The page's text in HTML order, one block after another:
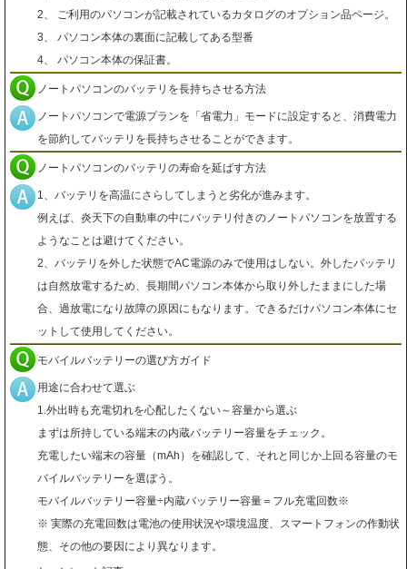
2、 ご利用のパソコンが記載されているカタログのオプション品ページ。
3、 パソコン本体の裏面に記載してある型番
4、 パソコン本体の保証書。
ノートパソコンのバッテリを長持ちさせる方法
ノートパソコンで電源プランを「省電力」モードに設定すると、消費電力
を節約してバッテリを長持ちさせることができます。
ノートパソコンのバッテリの寿命を延ばす方法
1、バッテリを高温にさらしてしまうと劣化が進みます。
例えば、炎天下の自動車の中にバッテリ付きのノートパソコンを放置する
ようなことは避けてください。
2、バッテリを外した状態でAC電源のみで使用はしない。外したバッテリ
は自然放電するため、長期間パソコン本体から取り外したままにした場
合、過放電になり故障の原因にもなります。できるだけパソコン本体にセ
ットして使用してください。
モバイルバッテリーの選び方ガイド
用途に合わせて選ぶ
1.外出時も充電切れを心配したくない～容量から選ぶ
まずは所持している端末の内蔵バッテリー容量をチェック。
充電したい端末の容量（mAh）を確認して、それと同じか上回る容量のモ
バイルバッテリーを選ぼう。
モバイルバッテリー容量÷内蔵バッテリー容量＝フル充電回数※
※ 実際の充電回数は電池の使用状況や環境温度、スマートフォンの作動状
態、その他の要因により異なります。